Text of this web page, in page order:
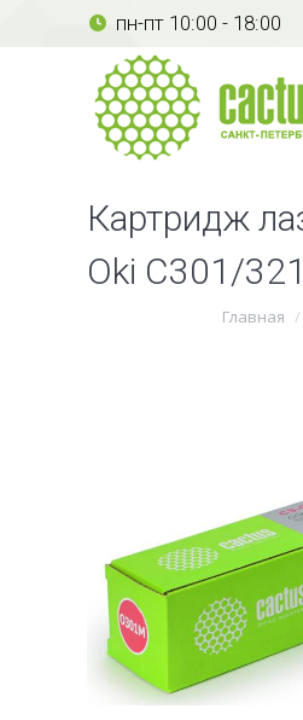
пн-пт 10:00 - 18:00
Картридж
Oki C301/321
Вы здесь:
Главная